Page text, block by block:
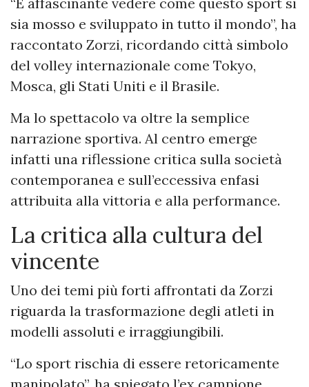
sia mosso e sviluppato in tutto il mondo”, ha
raccontato Zorzi, ricordando città simbolo
del volley internazionale come Tokyo,
Mosca, gli Stati Uniti e il Brasile.
Ma lo spettacolo va oltre la semplice
narrazione sportiva. Al centro emerge
infatti una riflessione critica sulla società
contemporanea e sull’eccessiva enfasi
attribuita alla vittoria e alla performance.
La critica alla cultura del
vincente
Uno dei temi più forti affrontati da Zorzi
riguarda la trasformazione degli atleti in
modelli assoluti e irraggiungibili.
“Lo sport rischia di essere retoricamente